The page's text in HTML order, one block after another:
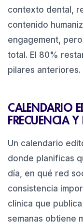
contexto dental,
contenido
engagement,
total. El 80%
pilares anteriores.
CALENDARIO
FRECUENCIA
Un calendario
donde planificas
día, en qué red
consistencia
clínica que
semanas obtiene